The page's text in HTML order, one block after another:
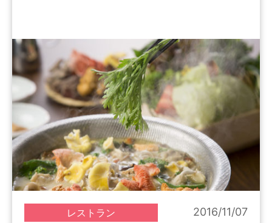
レストラン 2016/11/07